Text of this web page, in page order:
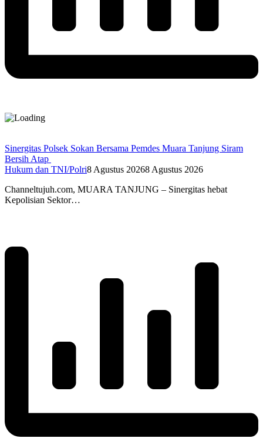
Sinergitas Polsek Sokan Bersama Pemdes Muara Tanjung Siram
Bersih Atap
Hukum dan TNI/Polri8 Agustus 20268 Agustus 2026
Channeltujuh.com, MUARA TANJUNG – Sinergitas hebat
Kepolisian Sektor…